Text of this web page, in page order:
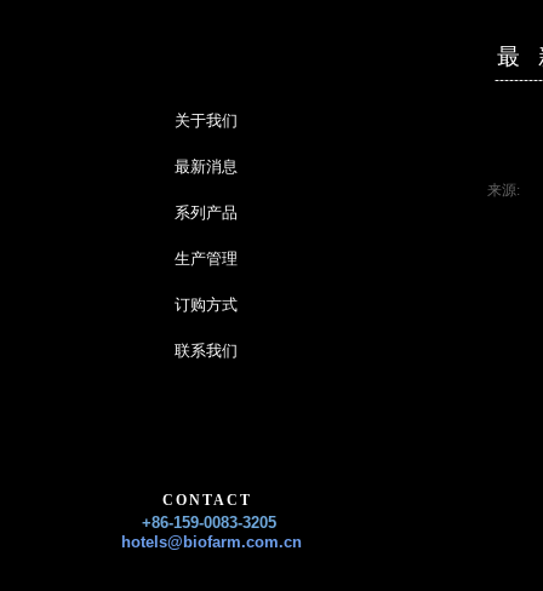
最
关于我们
最新消息
系列产品
生产管理
订购方式
联系我们
来源:
CONTACT
+86-159-0083-3205
hotels@biofarm.com.cn​